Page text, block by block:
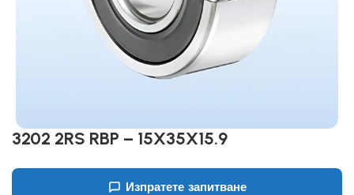
3202 2RS RBP – 15X35X15.9
Изпратете запитване